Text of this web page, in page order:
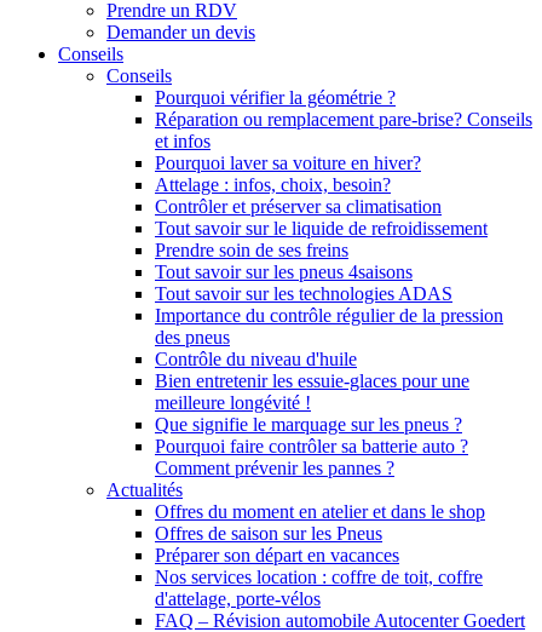
Prendre un RDV
Demander un devis
Conseils
Conseils
Pourquoi vérifier la géométrie ?
Réparation ou remplacement pare-brise? Conseils
et infos
Pourquoi laver sa voiture en hiver?
Attelage : infos, choix, besoin?
Contrôler et préserver sa climatisation
Tout savoir sur le liquide de refroidissement
Prendre soin de ses freins
Tout savoir sur les pneus 4saisons
Tout savoir sur les technologies ADAS
Importance du contrôle régulier de la pression
des pneus
Contrôle du niveau d'huile
Bien entretenir les essuie-glaces pour une
meilleure longévité !
Que signifie le marquage sur les pneus ?
Pourquoi faire contrôler sa batterie auto ?
Comment prévenir les pannes ?
Actualités
Offres du moment en atelier et dans le shop
Offres de saison sur les Pneus
Préparer son départ en vacances
Nos services location : coffre de toit, coffre
d'attelage, porte-vélos
FAQ – Révision automobile Autocenter Goedert